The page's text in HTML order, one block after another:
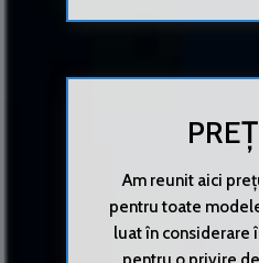
Am reunit aici
pentru toate
luat în considerare